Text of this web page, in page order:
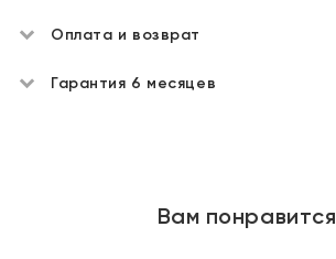
Оплата и возврат
Гарантия 6 месяцев
Вам понравится